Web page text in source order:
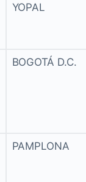
YOPAL
BOGOTÁ D.C.
PAMPLONA